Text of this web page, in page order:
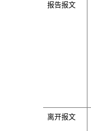
报告报文
离开报文